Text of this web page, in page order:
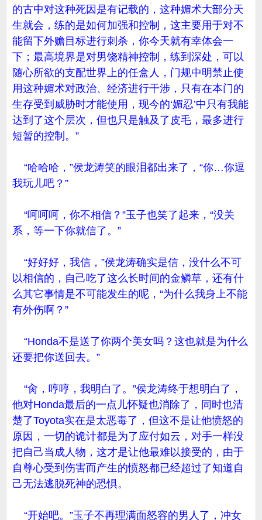
的古中对这种死因是有记载的，这种媚术大部分天
生就会，练的是如何加强和控制，这主要用于对不
能留下外赡目标进行刺杀，你今天就有幸体会一
下；最高境界是对男饶精神控制，练到深处，可以
随心所欲的支配世界上的任盒人，门规中明禁止使
用这种媚术对政治、经济进行干涉，只有在本门的
生存受到威胁时才能使用，现今的‘媚忍’中只有我能
达到了这个层次，但也只是触及了皮毛，最多进行
短暂的控制。”
“哈哈哈，”侯龙涛笑的眼泪都出来了，“你…你逗
我玩儿吧？”
“呵呵呵，你不相信？”玉子也笑了起来，“没关
系，等一下你就信了。”
“好好好，我信，”侯龙涛确实是信，没什么不可
以相信的，自己吃了这么长时间的金鳞草，还有什
么其它事情是不可能发生的呢，“为什么我身上不能
有外伤啊？”
“Honda不是送了你两个美女吗？这也就是为什么
还要把你送回去。”
“肏，哼哼，我明白了。”侯龙涛终于想明白了，
他对Honda最后的一点儿怀疑也消除了，同时也清
楚了Toyota实在是太恶毒了，但这不是让他愤怒的
原因，一切的诡计都是为了应付如云，对手一样没
把自己当成人物，这才是让他最难以接受的，由于
自尊心受到伤害而产生的愤怒都已经超过了知道自
己无法逃脱死神的恐惧。
“开始吧。”玉子不再理满面怒容的男人了，冲女